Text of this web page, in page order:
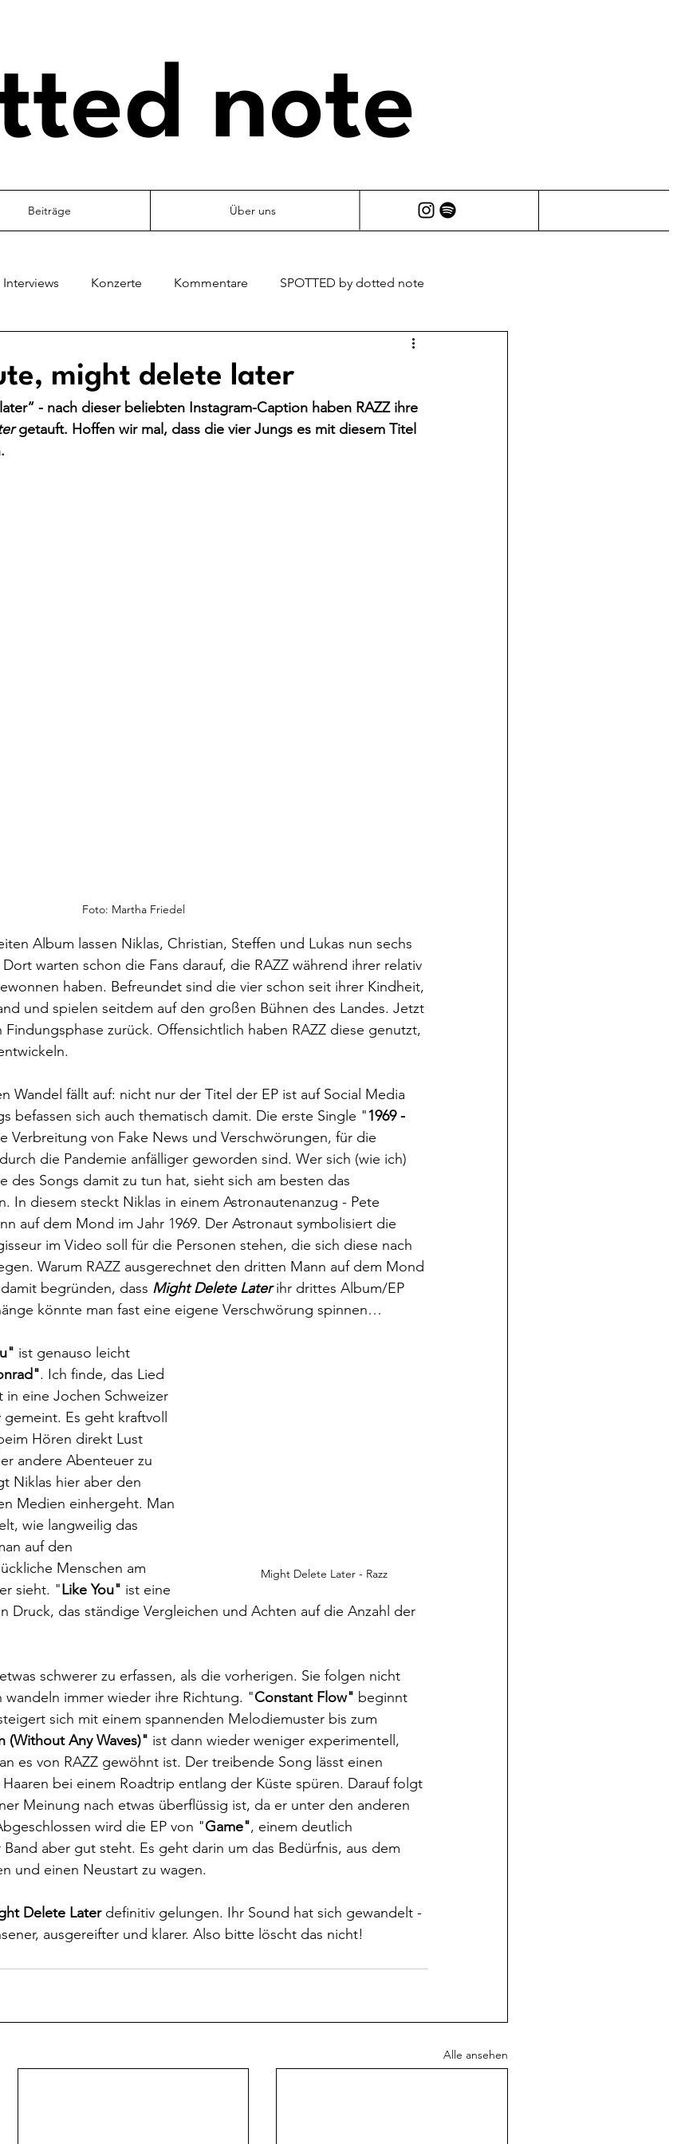
note
Beiträge Über uns
Interviews Konzerte Kommentare SPOTTED by dotted note
might delete later
- nach dieser beliebten Instagram-Caption haben RAZZ ihre
getauft. Hoffen wir mal, dass die vier Jungs es mit diesem Titel
Foto: Martha Friedel
Album lassen Niklas, Christian, Steffen und Lukas nun sechs
warten schon die Fans darauf, die RAZZ während ihrer relativ
haben. Befreundet sind die vier schon seit ihrer Kindheit,
und spielen seitdem auf den großen Bühnen des Landes. Jetzt
Findungsphase zurück. Offensichtlich haben RAZZ diese genutzt,
Wandel fällt auf: nicht nur der Titel der EP ist auf Social Media
befassen sich auch thematisch damit. Die erste Single "1969 -
Verbreitung von Fake News und Verschwörungen, für die
die Pandemie anfälliger geworden sind. Wer sich (wie ich)
des Songs damit zu tun hat, sieht sich am besten das
In diesem steckt Niklas in einem Astronautenanzug - Pete
auf dem Mond im Jahr 1969. Der Astronaut symbolisiert die
im Video soll für die Personen stehen, die sich diese nach
Warum RAZZ ausgerechnet den dritten Mann auf dem Mond
begründen, dass Might Delete Later ihr drittes Album/EP
könnte man fast eine eigene Verschwörung spinnen…
Might Delete Later - Razz
ist genauso leicht
. Ich finde, das Lied
eine Jochen Schweizer
Es geht kraftvoll
Hören direkt Lust
andere Abenteuer zu
Niklas hier aber den
Medien einhergeht. Man
wie langweilig das
auf den
Menschen am
sieht. "Like You" ist eine
Druck, das ständige Vergleichen und Achten auf die Anzahl der
schwerer zu erfassen, als die vorherigen. Sie folgen nicht
wandeln immer wieder ihre Richtung. "Constant Flow" beginnt
sich mit einem spannenden Melodiemuster bis zum
(Without Any Waves)" ist dann wieder weniger experimentell,
es von RAZZ gewöhnt ist. Der treibende Song lässt einen
bei einem Roadtrip entlang der Küste spüren. Darauf folgt
Meinung nach etwas überflüssig ist, da er unter den anderen
wird die EP von "Game", einem deutlich
aber gut steht. Es geht darin um das Bedürfnis, aus dem
und einen Neustart zu wagen.
Delete Later definitiv gelungen. Ihr Sound hat sich gewandelt -
ausgereifter und klarer. Also bitte löscht das nicht!
Alle ansehen